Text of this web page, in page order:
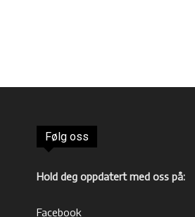
Følg oss
Hold deg oppdatert med oss på:
Facebook